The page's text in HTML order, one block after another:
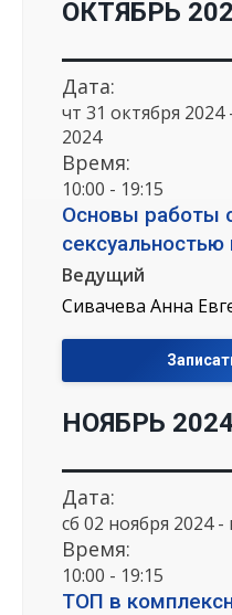
ОКТЯБРЬ
Дата:
чт 31 октября 2024
2024
Время:
10:00 - 19:15
Основы работы
Ведущий
Сивачева Анна
НОЯБРЬ
Дата:
сб 02 ноября 2024
Время:
10:00 - 19:15
ТОП в